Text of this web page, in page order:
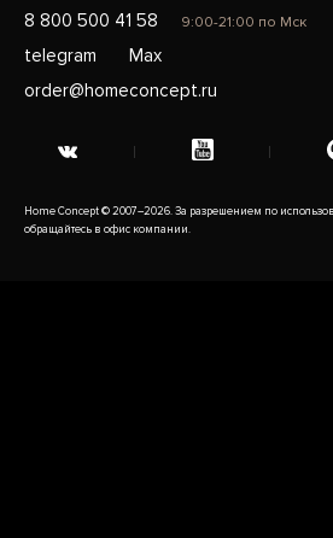
8 800 500 41 58 9:00-21:00 по Мск
telegram
Max
order@homeconcept.ru
Home Concept © 2007–2026. За разрешением по
обращайтесь в офис компании.